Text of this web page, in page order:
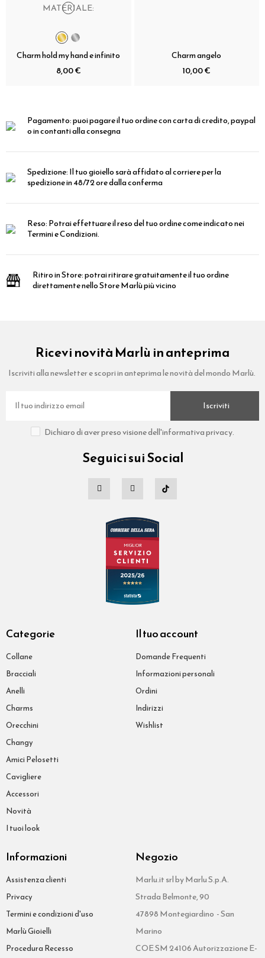
MATERIALE:
Charm hold my hand e infinito
8,00 €
Charm angelo
10,00 €
Pagamento:puoi pagare il tuo ordine con carta di credito, paypal
o in contanti alla consegna
Spedizione:Il tuo gioiello sarà affidato al corriere per la
spedizione in 48/72 ore dalla conferma
Reso:Potrai effettuare il reso del tuo ordine come indicato nei
Termini e Condizioni.
Ritiro in Store:potrai ritirare gratuitamente il tuo ordine
direttamente nello Store Marlù più vicino
Ricevi novità Marlù in anteprima
Iscriviti alla newsletter e scopri in anteprima le novità del mondo Marlù.
Iscriviti
Dichiaro di aver preso visione dell'informativa privacy.
Seguici sui Social
Categorie
Collane
Bracciali
Anelli
Charms
Orecchini
Changy
Amici Pelosetti
Cavigliere
Accessori
Novità
I tuoi look
Il tuo account
Domande Frequenti
Informazioni personali
Ordini
Indirizzi
Wishlist
Informazioni
Assistenza clienti
Privacy
Termini e condizioni d'uso
Marlù Gioielli
Procedura Recesso
Negozio
Marlu.it srl by Marlu S.p.A.
Strada Belmonte, 90
47898 Montegiardino - San
Marino
COE SM 24106 Autorizzazione E-